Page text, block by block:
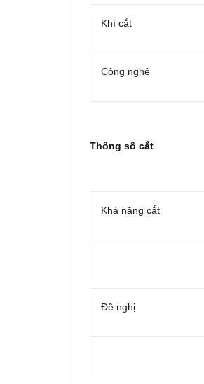
Khí cắt
Công nghệ
Thông số cắt
Khả năng cắt
Đề nghị